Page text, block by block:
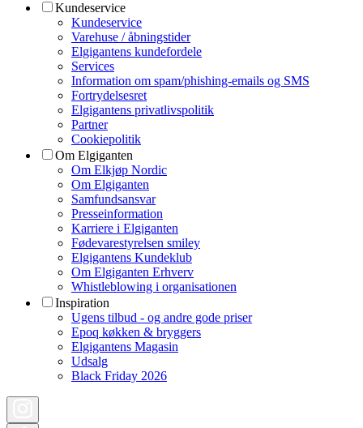
Kundeservice
Kundeservice
Varehuse / åbningstider
Elgigantens kundefordele
Services
Information om spam/phishing-emails og SMS
Fortrydelsesret
Elgigantens privatlivspolitik
Partner
Cookiepolitik
Om Elgiganten
Om Elkjøp Nordic
Om Elgiganten
Samfundsansvar
Presseinformation
Karriere i Elgiganten
Fødevarestyrelsen smiley
Elgigantens Kundeklub
Om Elgiganten Erhverv
Whistleblowing i organisationen
Inspiration
Ugens tilbud - og andre gode priser
Epoq køkken & bryggers
Elgigantens Magasin
Udsalg
Black Friday 2026